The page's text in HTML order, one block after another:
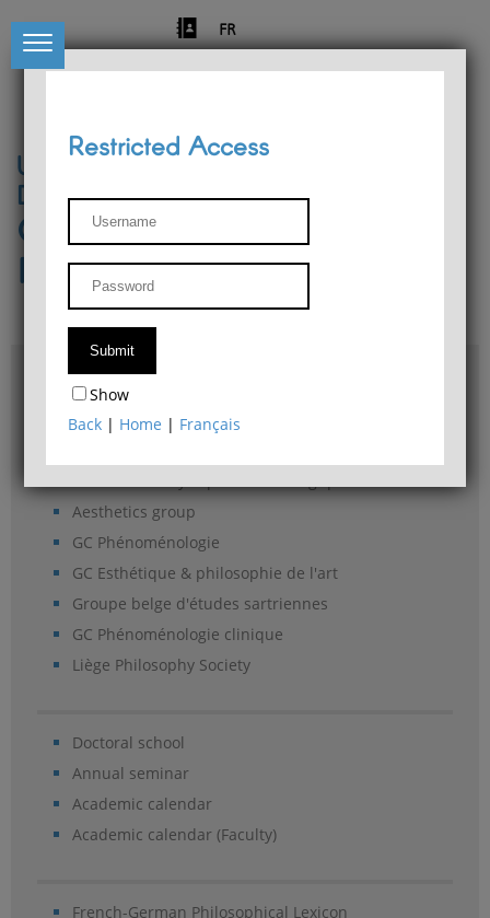
FR
University of Liège
Départment of Philosophy
Center for Phenomenological
Research
Access & maps
Philosophy Department Library
Aesthetics group
GC Phénoménologie
GC Esthétique & philosophie de l'art
Groupe belge d'études sartriennes
GC Phénoménologie clinique
Liège Philosophy Society
Doctoral school
Annual seminar
Academic calendar
Academic calendar (Faculty)
French-German Philosophical Lexicon
Restricted Access
Show
Back | Home | Français